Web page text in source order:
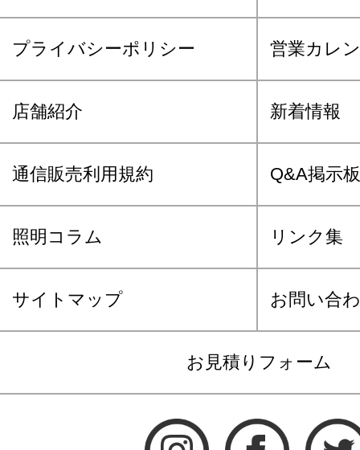
プライバシーポリシー 営業カレ
店舗紹介 新着情報
通信販売利用規約 Q&A掲示板
照明コラム リンク集
サイトマップ お問い合
お見積りフォーム